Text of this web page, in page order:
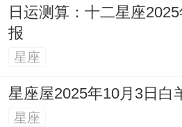
日运测算：十二星座
报
星座
星座屋2025年10月3日白
星座